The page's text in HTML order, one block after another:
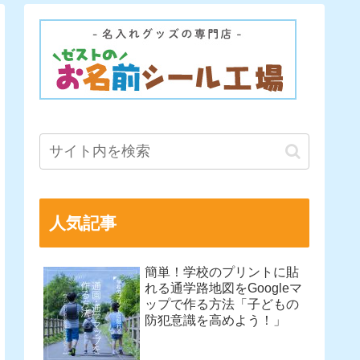
人気記事
簡単！学校のプリントに貼
れる通学路地図をGoogleマ
ップで作る方法「子どもの
防犯意識を高めよう！」